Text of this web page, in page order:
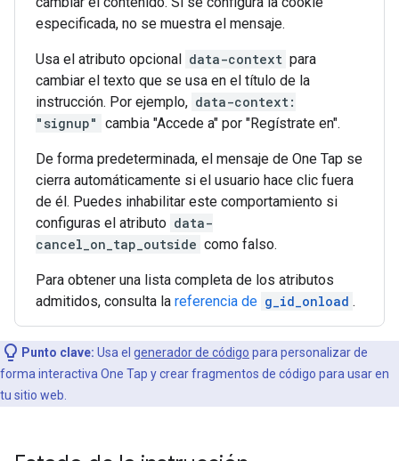
especificada, no se muestra el mensaje.
Usa el atributo opcional data-context para
cambiar el texto que se usa en el título de la
instrucción. Por ejemplo, data-context:
"signup" cambia "Accede a" por "Regístrate en".
De forma predeterminada, el mensaje de One Tap se
cierra automáticamente si el usuario hace clic fuera
de él. Puedes inhabilitar este comportamiento si
configuras el atributo data-
cancel_on_tap_outside como falso.
Para obtener una lista completa de los atributos
admitidos, consulta la referencia de g_id_onload .
Punto clave: Usa el generador de código para personalizar de
forma interactiva One Tap y crear fragmentos de código para usar en
tu sitio web.